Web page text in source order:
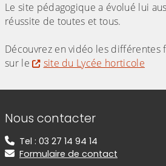
Le site pédagogique a évolué lui
réussite de toutes et tous.
Découvrez en vidéo les différentes
sur le
site du Lycée horticole
Informations de contact
Nous contacter
Tel : 03 27 14 94 14
Formulaire de contact